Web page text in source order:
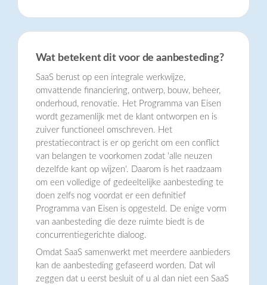
Wat betekent dit voor de aanbesteding?
SaaS berust op een integrale werkwijze,
omvattende financiering, ontwerp, bouw, beheer,
onderhoud, renovatie. Het Programma van Eisen
wordt gezamenlijk met de klant ontworpen en is
zuiver functioneel omschreven. Het
prestatiecontract is er op gericht om een conflict
van belangen te voorkomen zodat 'alle neuzen
dezelfde kant op wijzen'. Daarom is het raadzaam
om een volledige of gedeeltelijke aanbesteding te
doen zelfs nog voordat er een definitief
Programma van Eisen is opgesteld. De enige vorm
van aanbesteding die deze ruimte biedt is de
concurrentiegerichte dialoog.
Omdat SaaS samenwerkt met meerdere aanbieders
kan de aanbesteding gefaseerd worden. Dat wil
zeggen dat u eerst besluit of u al dan niet een SaaS